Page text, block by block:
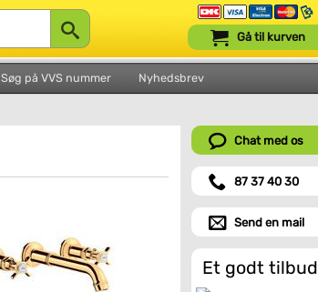
Søg på VVS nummer Nyhedsbrev
Gå til kurven
Chat med os
87 37 40 30
Send en mail
Et godt tilbud